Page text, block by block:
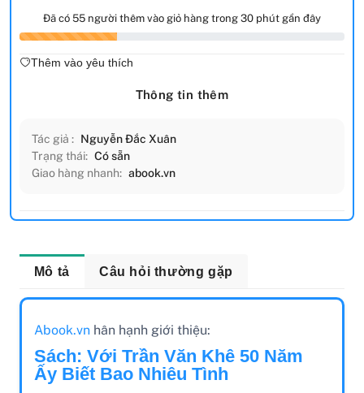
Đã có 55 người thêm vào giỏ hàng trong 30 phút gần đây
Thêm vào yêu thích
Thông tin thêm
Tác giả : Nguyễn Đắc Xuân
Trạng thái: Có sẵn
Giao hàng nhanh: abook.vn
Mô tả Câu hỏi thường gặp
Abook.vnhân hạnh giới thiệu:
Sách: Với Trần Văn Khê 50 Năm
Ấy Biết Bao Nhiêu Tình